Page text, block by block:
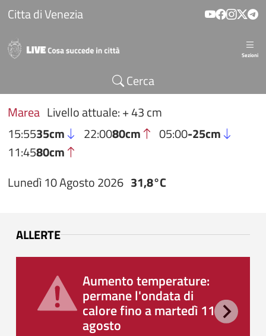
Salta al contenuto principale
Citta di Venezia
Sezioni
Cerca
Marea Livello attuale: + 43 cm
15:5535cm 22:0080cm 05:00-25cm
11:4580cm
Lunedì 10 Agosto 2026 31,8°C
ALLERTE
Aumento temperature:
permane l'ondata di
calore fino a martedì 11
agosto